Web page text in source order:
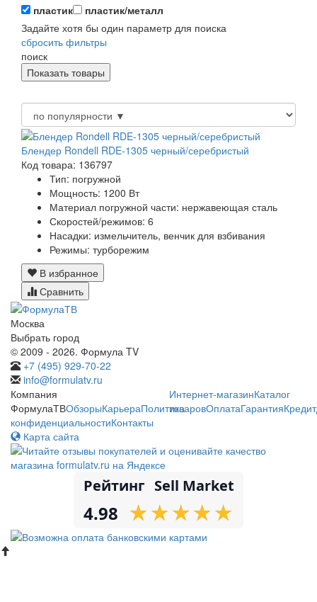
пластик
пластик/металл
Задайте хотя бы один параметр для поиска
сбросить фильтры
поиск
Блендер Rondell RDE-1305 черный/серебристый
Код товара: 136797
Тип: погружной
Мощность: 1200 Вт
Материал погружной части: нержавеющая сталь
Скоростей/режимов: 6
Насадки: измельчитель, венчик для взбивания
Режимы: турборежим
В избранное
Сравнить
Москва
Выбрать город
© 2009 - 2026. Формула TV
+7 (495) 929-70-22
info@formulatv.ru
Компания
ФормулаТВОбзорыКарьераПолитика
конфиденциальностиКонтакты
Интернет-магазинКаталог
товаровОплатаГарантияКредит
Карта сайта
Рейтинг Sell Market
4.98 ★
★★
★★
★★
★★
★